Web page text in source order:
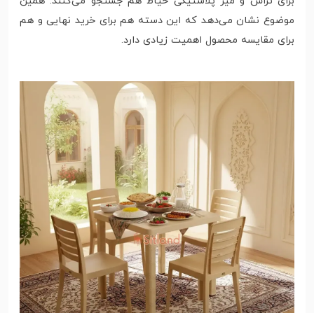
موضوع نشان می‌دهد که این دسته هم برای خرید نهایی و هم
برای مقایسه محصول اهمیت زیادی دارد.